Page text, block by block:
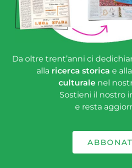
Da oltre trent’anni ci
alla ricerca storica e alla
culturale nel
Sostieni il nostro
e resta